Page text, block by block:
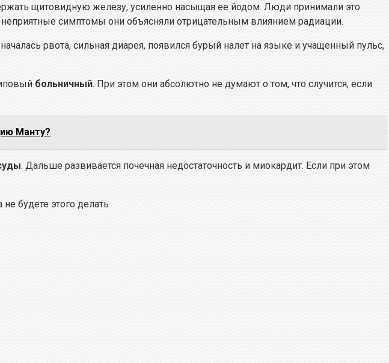
щитовидную железу, усиленно насыщая ее йодом. Люди принимали это
симптомы они объясняли отрицательным влиянием радиации.
рвота, сильная диарея, появился бурый налет на языке и учащенный пульс,
больничный. При этом они абсолютно не думают о том, что случится, если
Манту?
. Дальше развивается почечная недостаточность и миокардит. Если при этом
будете этого делать.